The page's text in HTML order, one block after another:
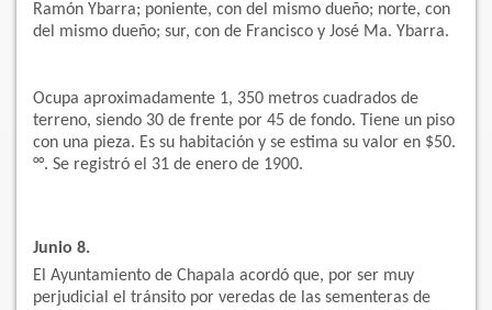
Ramón Ybarra; poniente, con del mismo dueño; norte, con
del mismo dueño; sur, con de Francisco y José Ma. Ybarra.
Ocupa aproximadamente 1, 350 metros cuadrados de
terreno, siendo 30 de frente por 45 de fondo. Tiene un piso
con una pieza. Es su habitación y se estima su valor en $50.
°°. Se registró el 31 de enero de 1900.
Junio 8.
El Ayuntamiento de Chapala acordó que, por ser muy
perjudicial el tránsito por veredas de las sementeras de